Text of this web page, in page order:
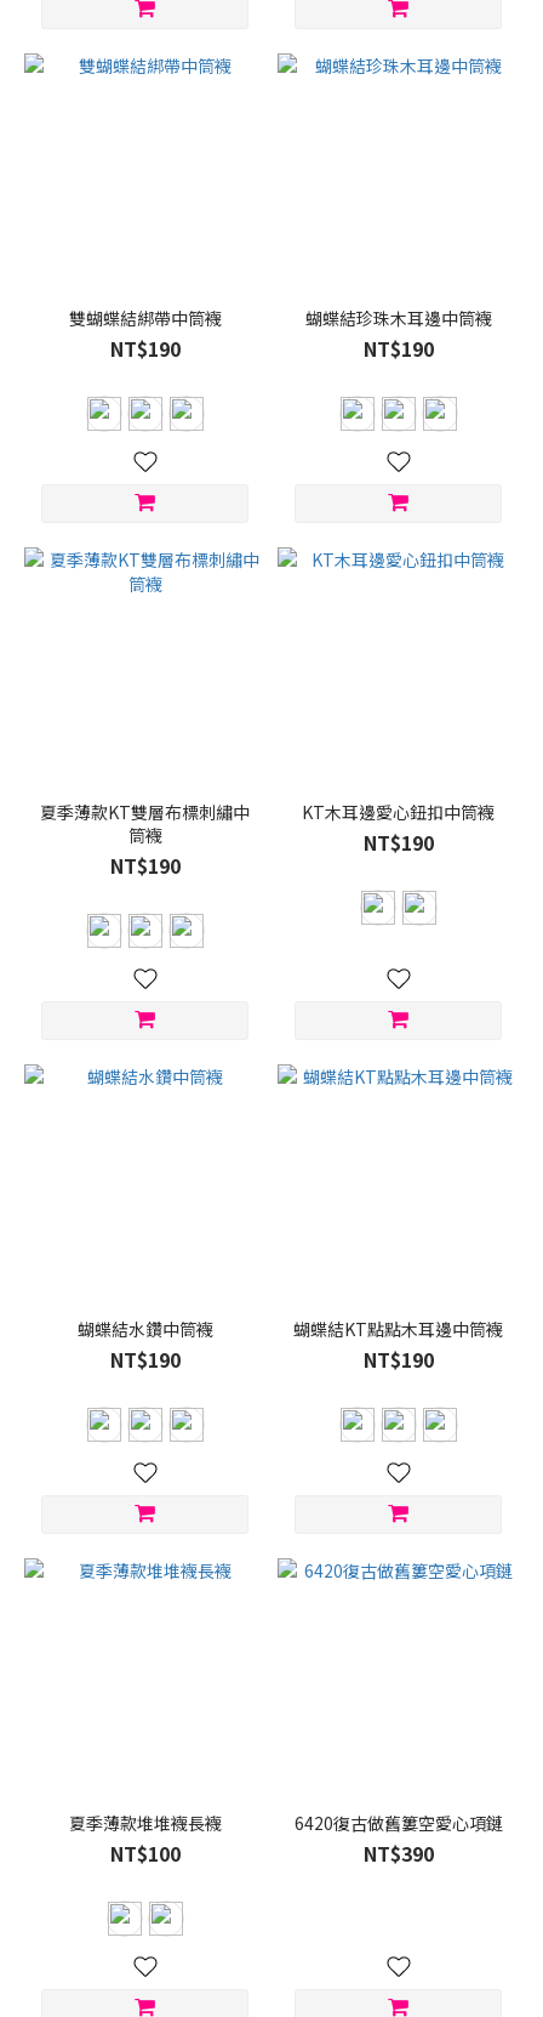
雙蝴蝶結綁帶中筒襪
NT$190
蝴蝶結珍珠木耳邊中筒襪
NT$190
夏季薄款KT雙層布標刺繡中
筒襪
NT$190
KT木耳邊愛心鈕扣中筒襪
NT$190
蝴蝶結水鑽中筒襪
NT$190
蝴蝶結KT點點木耳邊中筒襪
NT$190
夏季薄款堆堆襪長襪
NT$100
6420復古做舊簍空愛心項鏈
NT$390